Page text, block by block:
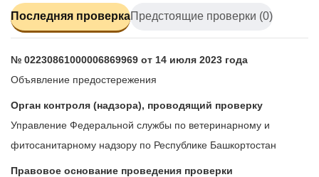
Последняя проверкаПредстоящие проверки (0)
№ 02230861000006869969 от 14 июля 2023 года
Объявление предостережения
Орган контроля (надзора), проводящий проверку
Управление Федеральной службы по ветеринарному и
фитосанитарному надзору по Республике Башкортостан
Правовое основание проведения проверки